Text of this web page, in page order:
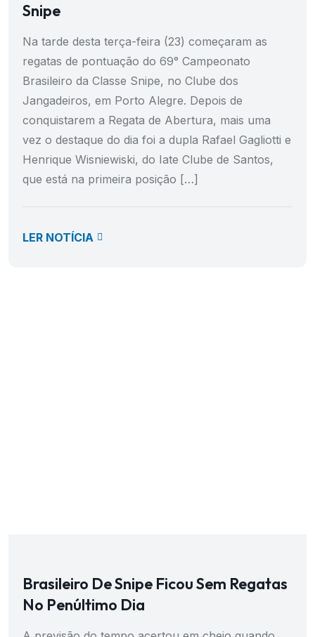
Snipe
Na tarde desta terça-feira (23) começaram as
regatas de pontuação do 69° Campeonato
Brasileiro da Classe Snipe, no Clube dos
Jangadeiros, em Porto Alegre. Depois de
conquistarem a Regata de Abertura, mais uma
vez o destaque do dia foi a dupla Rafael Gagliotti e
Henrique Wisniewiski, do Iate Clube de Santos,
que está na primeira posição […]
LER NOTÍCIA
Brasileiro De Snipe Ficou Sem Regatas
No Penúltimo Dia